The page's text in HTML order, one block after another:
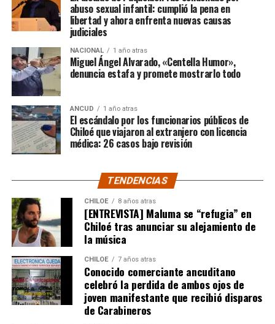
ocurrido:
“Gracias a todos por el
apoyo!!!!”
Por el momento, las personas aludidas no han emitido
declaraciones públicas. La historia, según Centella,
recién comienza y, el mencionado posteo, ha generado
comentarios de todo tipo, en su gran mayoría, a favor
del humorista de Punta Arenas.
abuso sexual infantil: cumplió la pena en
libertad y ahora enfrenta nuevas causas
judiciales
NACIONAL 1 año atras
Miguel Ángel Alvarado, «Centella Humor»,
denuncia estafa y promete mostrarlo todo
ANCUD 1 año atras
El escándalo por los funcionarios públicos de
Chiloé que viajaron al extranjero con licencia
médica: 26 casos bajo revisión
TENDENCIAS
CHILOE 8 años atras
[ENTREVISTA] Maluma se “refugia” en
Chiloé tras anunciar su alejamiento de
la música
CHILOE 7 años atras
Conocido comerciante ancuditano
celebró la perdida de ambos ojos de
joven manifestante que recibió disparos
de Carabineros